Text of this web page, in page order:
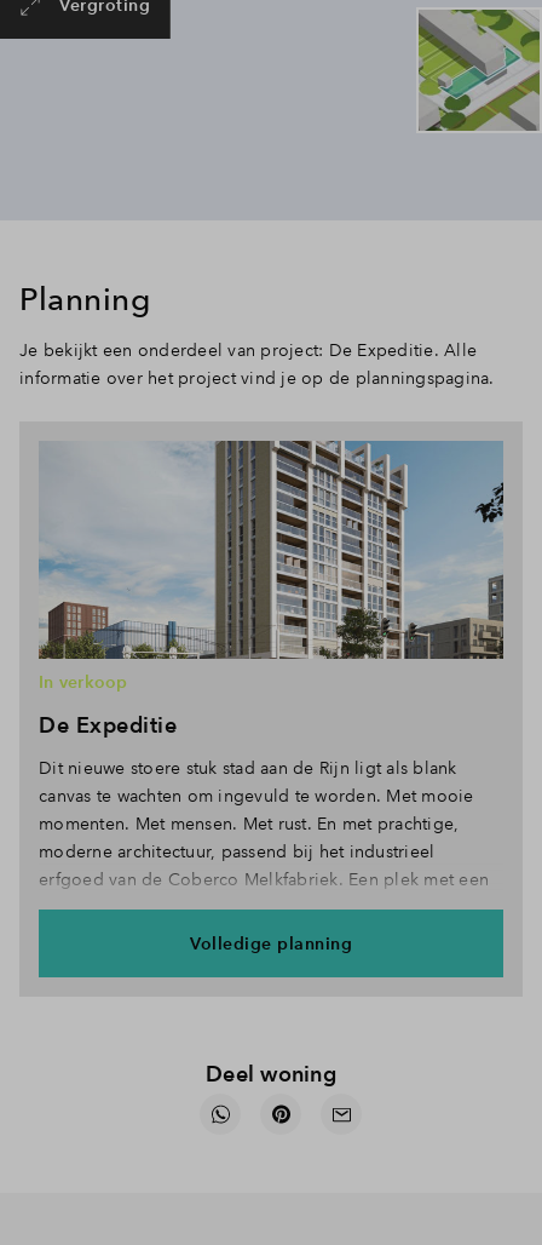
Planning
Je bekijkt een onderdeel van project: De Expeditie. Alle
informatie over het project vind je op de planningspagina.
De Expeditie
In verkoop
Dit nieuwe stoere stuk stad aan de Rijn ligt als blank
canvas te wachten om ingevuld te worden. Met mooie
momenten. Met mensen. Met rust. En met prachtige,
moderne architectuur, passend bij het industrieel
erfgoed van de Coberco Melkfabriek. Een plek met een
geschiedenis, maar meer nog met een nieuwe toekomst.
Jouw toekomst! Leven in Cobercokwartier. Dit is het
Volledige planning
Deel woning